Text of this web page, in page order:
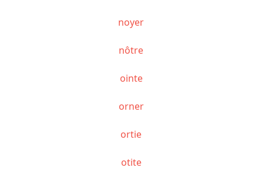
noyer
nôtre
ointe
orner
ortie
otite